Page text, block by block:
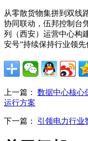
从零散货物集拼到双线
协同联动，伍邦控制台
列（西安）运营中心构
安号”持续保持行业领先
上一篇： 数据中心核心
运行方案
下一篇： 引领电力行业